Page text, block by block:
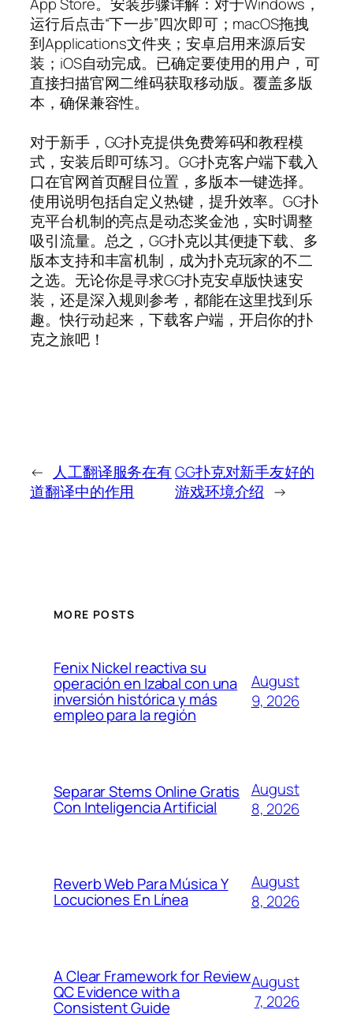
运行后点击“下一步”四次即可；macOS拖拽
到Applications文件夹；安卓启用来源后安
装；iOS自动完成。已确定要使用的用户，可
直接扫描官网二维码获取移动版。覆盖多版
本，确保兼容性。
对于新手，GG扑克提供免费筹码和教程模
式，安装后即可练习。GG扑克客户端下载入
口在官网首页醒目位置，多版本一键选择。
使用说明包括自定义热键，提升效率。GG扑
克平台机制的亮点是动态奖金池，实时调整
吸引流量。总之，GG扑克以其便捷下载、多
版本支持和丰富机制，成为扑克玩家的不二
之选。无论你是寻求GG扑克安卓版快速安
装，还是深入规则参考，都能在这里找到乐
趣。快行动起来，下载客户端，开启你的扑
克之旅吧！
←
人工翻译服务在有
道翻译中的作用
GG扑克对新手友好的
游戏环境介绍 →
MORE POSTS
Fenix Nickel reactiva su
operación en Izabal con una
inversión histórica y más
empleo para la región
August
9, 2026
Separar Stems Online Gratis
Con Inteligencia Artificial
August
8, 2026
Reverb Web Para Música Y
Locuciones En Línea
August
8, 2026
A Clear Framework for Review
QC Evidence with a
Consistent Guide
August
7, 2026